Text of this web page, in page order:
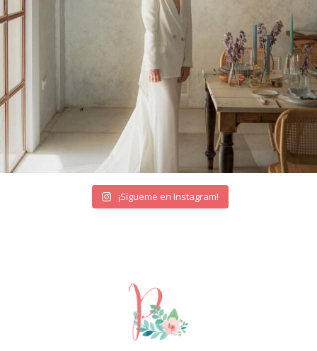
¡Sígueme en Instagram!